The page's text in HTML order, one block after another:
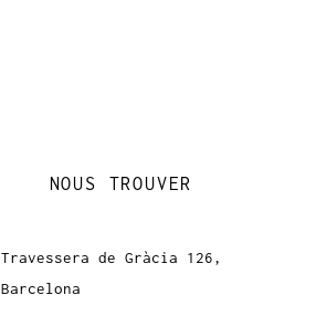
NOUS TROUVER
Travessera de Gràcia 126,
Barcelona